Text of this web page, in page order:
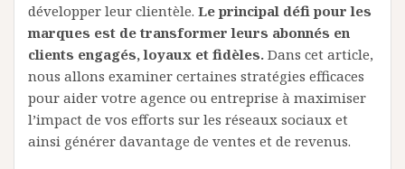
développer leur clientèle. Le principal défi pour les
marques est de transformer leurs abonnés en
clients engagés, loyaux et fidèles. Dans cet article,
nous allons examiner certaines stratégies efficaces
pour aider votre agence ou entreprise à maximiser
l’impact de vos efforts sur les réseaux sociaux et
ainsi générer davantage de ventes et de revenus.